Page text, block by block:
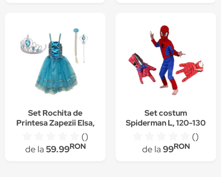
Set Rochita de
Printesa Zapezii Elsa,
cu Coronita Bagheta si
Codita, Bleu din tull,
Ideala petreceri si
()
de la59.99RON
Set costum
Spiderman L, 120-130
cm si doua manusi cu
ventuze si discuri, rosu
()
de la99RON